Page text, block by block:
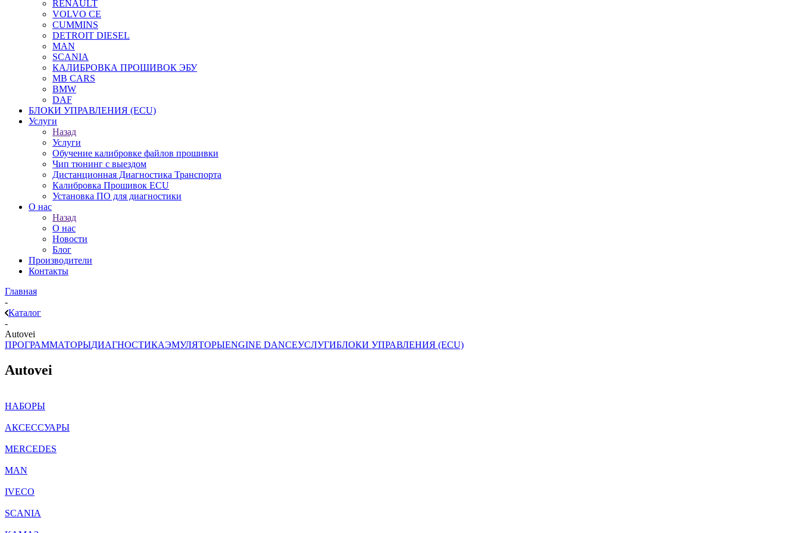
RENAULT
VOLVO CE
CUMMINS
DETROIT DIESEL
MAN
SCANIA
КАЛИБРОВКА ПРОШИВОК ЭБУ
MB CARS
BMW
DAF
БЛОКИ УПРАВЛЕНИЯ (ECU)
Услуги
Назад
Услуги
Обучение калибровке файлов прошивки
Чип тюнинг с выездом
Дистанционная Диагностика Транспорта
Калибровка Прошивок ECU
Установка ПО для диагностики
О нас
Назад
О нас
Новости
Блог
Производители
Контакты
Главная
-
Каталог
-
Autovei
ПРОГРАММАТОРЫДИАГНОСТИКАЭМУЛЯТОРЫENGINE DANCEУСЛУГИБЛОКИ УПРАВЛЕНИЯ (ECU)
Autovei
НАБОРЫ
АКСЕССУАРЫ
MERCEDES
MAN
IVECO
SCANIA